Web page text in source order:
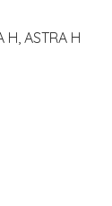
ASTRA H